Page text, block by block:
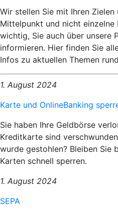
Wir stellen Sie mit Ihren Zielen
Mittelpunkt und nicht einzelne
wichtig, Sie auch über unsere
informieren. Hier finden Sie
Infos zu aktuellen Themen
1. August 2024
Karte und OnlineBanking
Sie haben Ihre Geldbörse
Kreditkarte sind
wurde gestohlen? Bleiben Sie
Karten schnell sperren.
1. August 2024
SEPA